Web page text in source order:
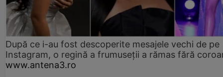
După ce i-au fost descoperite mesajele vechi de pe
Instagram, o regină a frumuseții a rămas fără
www.antena3.ro